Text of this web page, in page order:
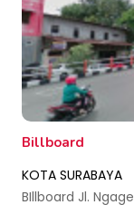
Billboard
KOTA SURABAYA